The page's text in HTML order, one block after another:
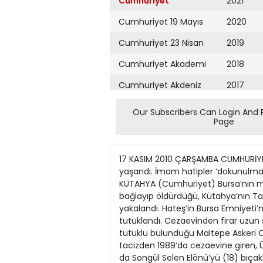
Cumhuriyet 19 Mayıs
Cumhuriyet 23 Nisan
Cumhuriyet Akademi
Cumhuriyet Akdeniz
Cumhuriyet Alışveriş
Cumhuriyet Ankara
Cumhuriyet Büyük
Taaruz
Cumhuriyet
Cumartesi
Cumhuriyet Çevre
2020
2019
2018
2017
2016
2015
2013
2012
2011
2010
2009
Our Subscribers Can Login And
Page
17 KASIM 2010 ÇARŞAMBA CUMHURİYET DİZİ SAYFA 9 Din darbe anayasasında 12 Eylül’den sonra laiklik konusunda önemli gerilemeler yaşandı. İmam hatipler ‘dokunulmazlık’ kazandı. Evren konuşmalarını Kuran’dan ayetlerle ‘süsledi’ Katil zanlısı Tavşanlı’da yakalandı KÜTAHYA (Cumhuriyet) Bursa’nın merkez Yıldırım ilçesinde eski eşinin sevgilisini evinde elleri ve ayaklarını koli bandı ile sandalyeye bağlayıp öldürdüğü, Kütahya’nın Tavşanlı ilçesinde bir kişiyi bıçakla yaraladığı iddiasıyla aranan Ahmet Hateş (29), Tavşanlı’da yakalandı. Hateş’in Bursa Emniyeti’ne teslim edileceği bildirildi. Hateş’in eski eşi Hatice Ceylan (25) ise cinayette yardım ve yataklıktan tutuklandı. Cezaevinden firar uzun sürmedi İstanbul Haber Servisi Çeşitli tarihlerde işlediği 3 cinayet ve askerlikten firar suçu nedeniyle tutuklu bulunduğu Maltepe Askeri Cezaevi’nden önceki gece kaçan Efkan Bakır (37), dün Kartal’da yakalandı. İlk kez tecavüz ve tacizden 1989’da cezaevine giren, Ümraniye’de 9 Aralık 2009’da Nesibe Demir’i (59), 28 Aralık 2009’da Mine Elagöz’ü (41) ve 1 Nisan’da da Songül Selen Elönü’yü (18) bıçaklayarak öldüren Bakır, bir binanın merdivenleri altında saklanmaya çalışırken yakalandı. Bakır’ın kırık olduğu tespit edilen ayağı alçıya alındı. Bakır, cezaevine teslim edildi. ANKARA (ANKA) Aleviler, zorunlu din dersinin kaldırılması ve AİHM kararlarına uyulması talebiyle, İzmir’de 24 saatlik oturma eylemine hazırlanıyor. Alevi Bektaşi Federasyonu (ABF) İzmir Bileşenleri’nin öncülüğündeki oturma eylemi, 20 Kasım Cumartesi günü Cumhuriyet Meydanı’nda gerçekleştirilecek. ABF’den yapılan açıklamada “12 Eylül darbecileri tarafından Alevi çocuklarının asimile edilmesi için zorunlu hale getirilen din dersi işkencesi tam 30 yıldır sürüyor” denildi. İstanbul Haber Servisi Sağlık Bakanlığı Personel Genel Müdürlüğü, resmi internet sitesinde, taşra teşkilatı hizmet birimlerinde, sözleşmeli personel statüsünde istihdam edilmek üzere, noter tarafından yapılacak kura ile 856 diş tabibi ve 196 eczacı alımı yapılacağını duyurdu. Adayların Personel Bilgi Sistemi (PBS) formlarını imzalayıp notere onaylatarak 24 Kasım’dan itibaren, 8 Aralık 2010 Çarşamba günü, 18.00’den önce bakanlıkta olacak şekilde APS veya kargo ile göndermeleri gerektiği bildirildi. Kuranın, 17 Aralık’ta yapılacağı ve sonuçların da aynı gün http://personel.saglik.gov.tr’den ilan edileceği açıklandı. BURSA (Cumhuriyet) Bursa’da Nazlı ve Yahya Topal çiftinin tedavisi için biriktirdiği 3 bin TL’yi çalan Handan U. (18), kardeşi Z.U, Gülcan T. (15) olayı televizyondan izleyip ailenin parayı tedavi için biriktirdiğini öğrenince pişman oldu. Zanlılar